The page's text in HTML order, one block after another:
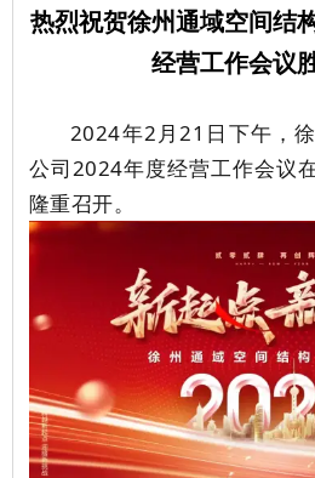
热烈祝贺徐州通域空间结
经营工作会议
2024年2月21日下午，
公司2024年度经营工作会议
隆重召开。